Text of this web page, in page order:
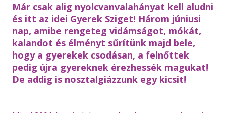
Már csak alig nyolcvanvalahányat kell aludni
és itt az idei Gyerek Sziget! Három júniusi
nap, amibe rengeteg vidámságot, mókát,
kalandot és élményt sűrítünk majd bele,
hogy a gyerekek csodásan, a felnőttek
pedig újra gyereknek érezhessék magukat!
De addig is nosztalgiázzunk egy kicsit!